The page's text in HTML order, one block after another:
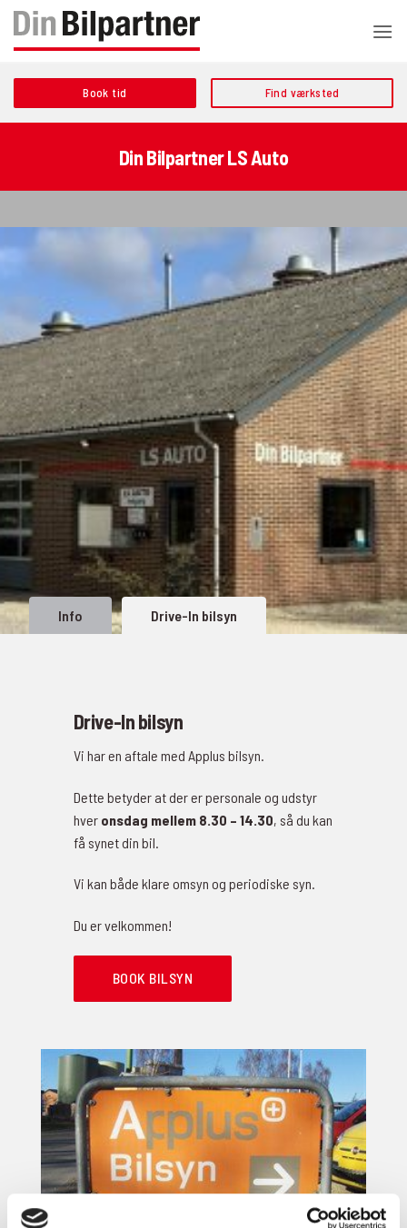
Fortsæt
indhold
Book tid Find værksted
Din Bilpartner LS Auto
Info Drive-In bilsyn
Drive-In bilsyn
Vi har en aftale med Applus bilsyn.
Dette betyder at der er personale og udstyr
hver onsdag mellem 8.30 – 14.30, så du kan
få synet din bil.
Vi kan både klare omsyn og periodiske syn.
Du er velkommen!
BOOK BILSYN